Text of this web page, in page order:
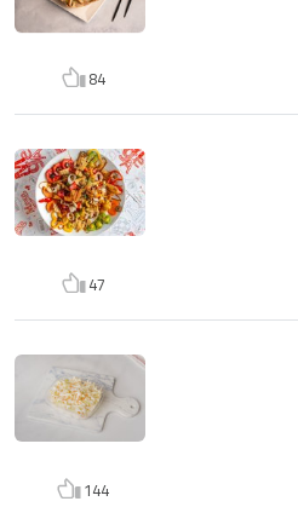
84
47
144